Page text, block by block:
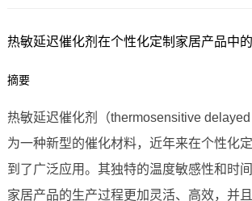
热敏延迟催化剂在个性化定制家居产品中
摘要
热敏延迟催化剂（thermosensitive
为一种新型的催化材料，近年来在个性化
到了广泛应用。其独特的温度敏感性和时
家居产品的生产过程更加灵活、高效，并